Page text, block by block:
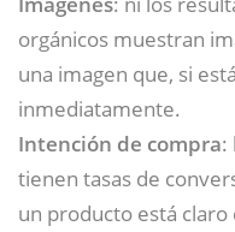
orgánicos muestran
una imagen que, si
inmediatamente.
Intención de compra:
tienen tasas de
un producto está